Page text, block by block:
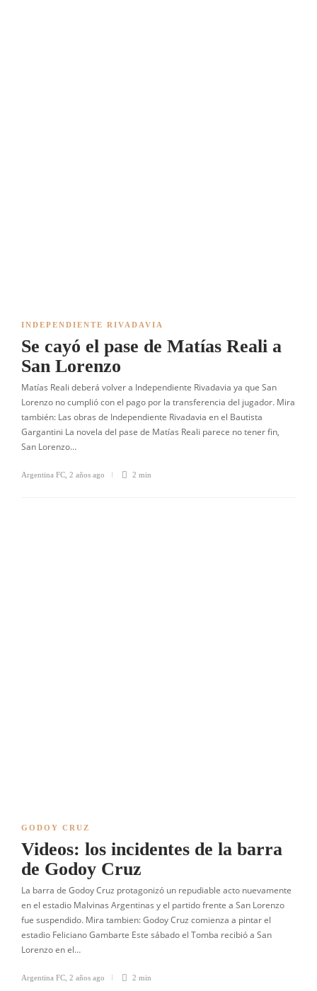
INDEPENDIENTE RIVADAVIA
Se cayó el pase de Matías Reali a
San Lorenzo
Matías Reali deberá volver a Independiente Rivadavia ya que San
Lorenzo no cumplió con el pago por la transferencia del jugador. Mira
también: Las obras de Independiente Rivadavia en el Bautista
Gargantini La novela del pase de Matías Reali parece no tener fin,
San Lorenzo…
Argentina FC 2 años ago 2 min
GODOY CRUZ
Videos: los incidentes de la barra
de Godoy Cruz
La barra de Godoy Cruz protagonizó un repudiable acto nuevamente
en el estadio Malvinas Argentinas y el partido frente a San Lorenzo
fue suspendido. Mira tambien: Godoy Cruz comienza a pintar el
estadio Feliciano Gambarte Este sábado el Tomba recibió a San
Lorenzo en el…
Argentina FC 2 años ago 2 min